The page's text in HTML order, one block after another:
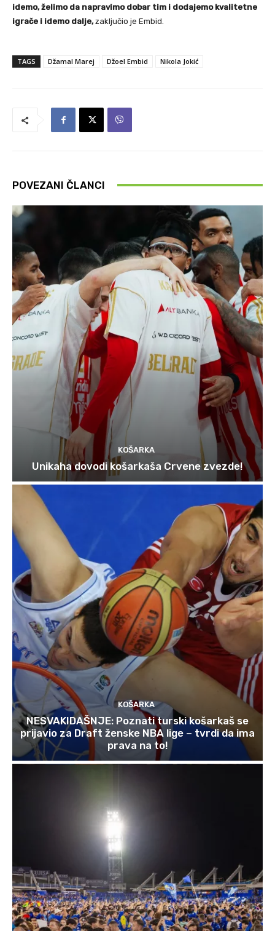
idemo, želimo da napravimo dobar tim i dodajemo kvalitetne
igrače i idemo dalje,zaključio je Embid.
TAGS Džamal Marej Džoel Embid Nikola Jokić
POVEZANI ČLANCI
KOŠARKA
Unikaha dovodi košarkaša Crvene zvezde!
KOŠARKA
NESVAKIDAŠNJE: Poznati turski košarkaš se
prijavio za Draft ženske NBA lige – tvrdi da ima
prava na to!